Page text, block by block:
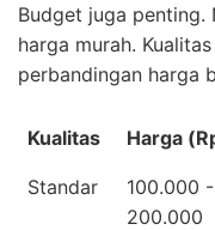
Budget juga penting.
harga murah.
perbandingan harga
Kualitas Harga
Standar
100.000 -
200.000